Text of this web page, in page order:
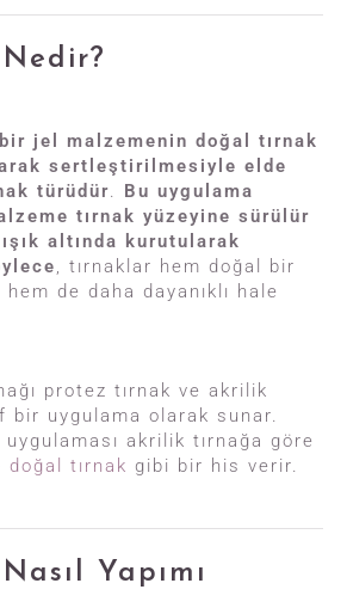
jel malzemenin doğal tırnak
sertleştirilmesiyle elde
türüdür. Bu uygulama
tırnak yüzeyine sürülür
altında kurutularak
, tırnaklar hem doğal bir
de daha dayanıklı hale
protez tırnak ve akrilik
bir uygulama olarak sunar.
akrilik tırnağa göre
doğal tırnak gibi bir his verir.
Yapımı